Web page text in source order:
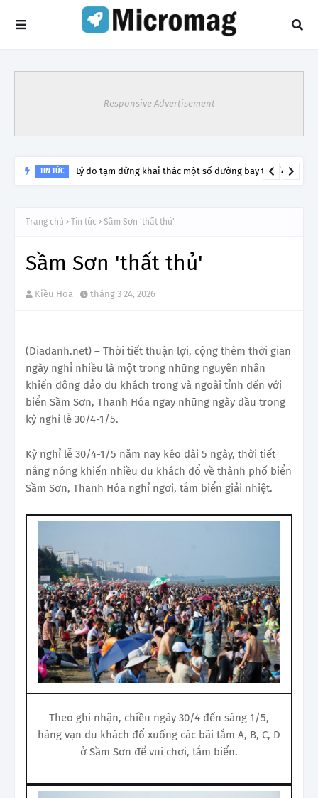
Responsive Advertisement
TIN TỨC Lý do tạm dừng khai thác một số đường bay từ 1/4
Trang chủ Tin tức Sầm Sơn 'thất thủ'
Sầm Sơn 'thất thủ'
Kiều Hoa tháng 3 24, 2026
(Diadanh.net) – Thời tiết thuận lợi, cộng thêm thời gian
ngày nghỉ nhiều là một trong những nguyên nhân
khiến đông đảo du khách trong và ngoài tỉnh đến với
biển Sầm Sơn, Thanh Hóa ngay những ngày đầu trong
kỳ nghỉ lễ 30/4-1/5.
Kỳ nghỉ lễ 30/4-1/5 năm nay kéo dài 5 ngày, thời tiết
nắng nóng khiến nhiều du khách đổ về thành phố biển
Sầm Sơn, Thanh Hóa nghỉ ngơi, tắm biển giải nhiệt.
Theo ghi nhận, chiều ngày 30/4 đến sáng 1/5,
hàng vạn du khách đổ xuống các bãi tắm A, B, C, D
ở Sầm Sơn để vui chơi, tắm biển.